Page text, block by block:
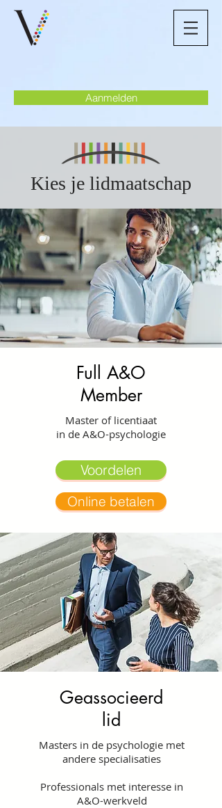
Aanmelden
Kies je lidmaatschap
Full A&O
Member
Master of licentiaat
in de A&O-psychologie
Voordelen
Online betalen
Geassocieerd
lid
Masters in de psychologie met
andere specialisaties
Professionals met interesse in
A&O-werkveld